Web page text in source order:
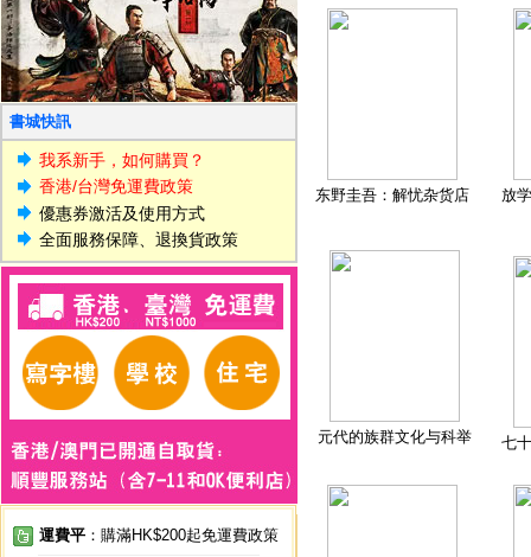
書城快訊
我系新手，如何購買？
香港/台灣免運費政策
優惠券激活及使用方式
全面服務保障、退換貨政策
運費平 ：購滿HK$200起免運費政策
东野圭吾：解忧杂货店 放
元代的族群文化与科举 七